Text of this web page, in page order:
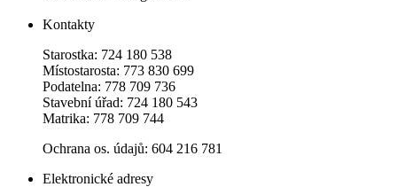
Kontakty
Starostka: 724 180 538
Místostarosta: 773 830 699
Podatelna: 778 709 736
Stavební úřad: 724 180 543
Matrika: 778 709 744
Ochrana os. údajů: 604 216 781
Elektronické adresy